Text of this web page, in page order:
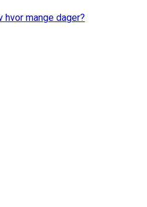
mange dager?